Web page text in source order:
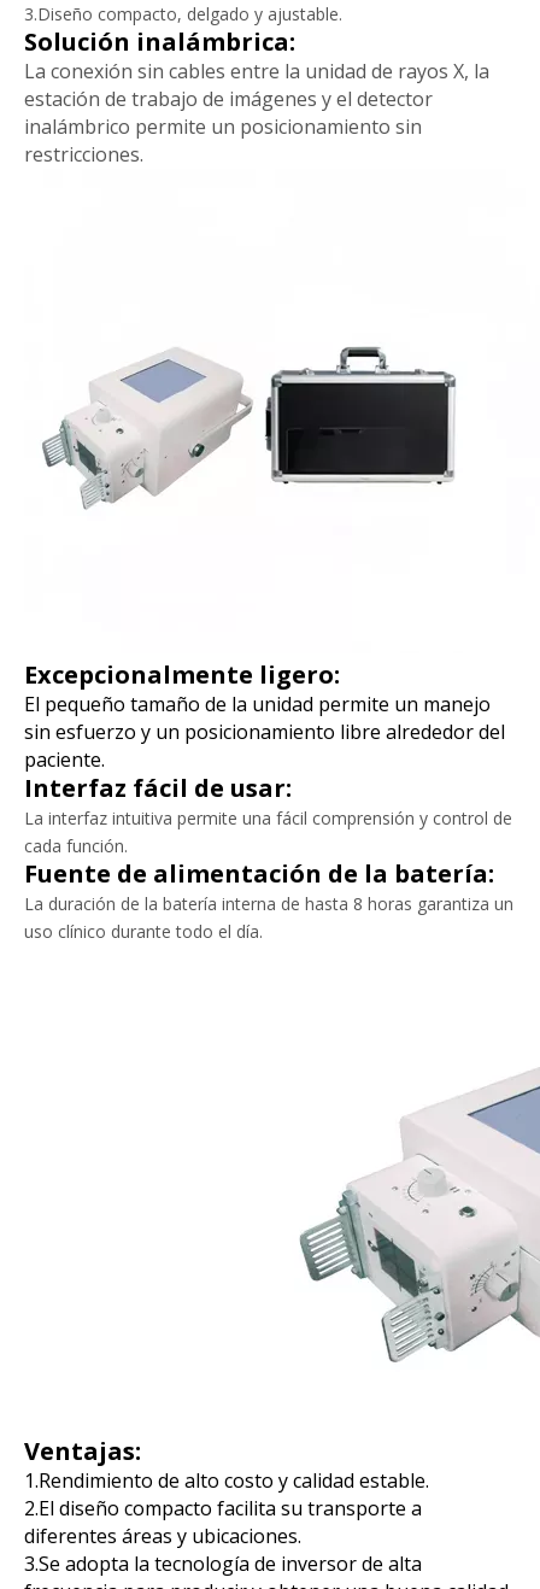
3.Diseño compacto, delgado y ajustable.
Solución inalámbrica:
La conexión sin cables entre la unidad de rayos X, la
estación de trabajo de imágenes y el detector
inalámbrico permite un posicionamiento sin
restricciones.
Excepcionalmente ligero:
El pequeño tamaño de la unidad permite un manejo
sin esfuerzo y un posicionamiento libre alrededor del
paciente.
Interfaz fácil de usar:
La interfaz intuitiva permite una fácil comprensión y control de
cada función.
Fuente de alimentación de la batería:
La duración de la batería interna de hasta 8 horas garantiza un
uso clínico durante todo el día.
Ventajas:
1.Rendimiento de alto costo y calidad estable.
2.El diseño compacto facilita su transporte a
diferentes áreas y ubicaciones.
3.Se adopta la tecnología de inversor de alta